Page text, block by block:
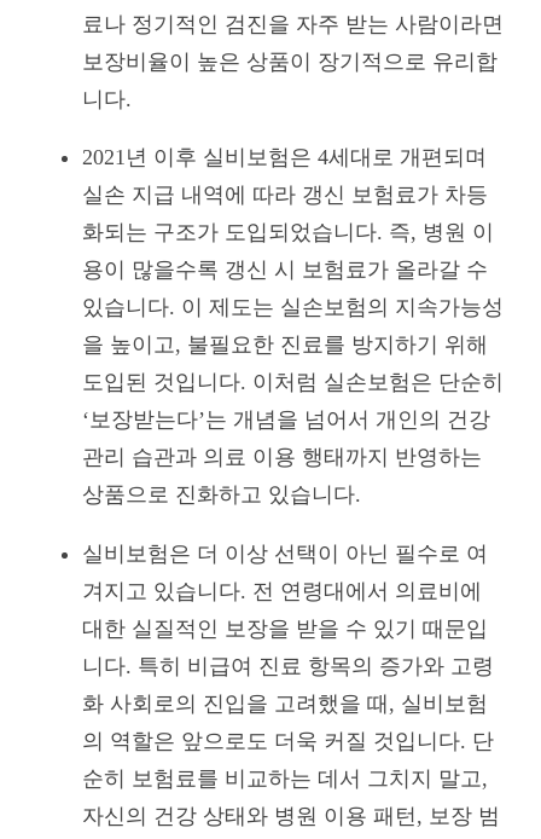
료나 정기적인 검진을 자주 받는 사람이라면
보장비율이 높은 상품이 장기적으로 유리합
니다.
2021년 이후 실비보험은 4세대로 개편되며
실손 지급 내역에 따라 갱신 보험료가 차등
화되는 구조가 도입되었습니다. 즉, 병원 이
용이 많을수록 갱신 시 보험료가 올라갈 수
있습니다. 이 제도는 실손보험의 지속가능성
을 높이고, 불필요한 진료를 방지하기 위해
도입된 것입니다. 이처럼 실손보험은 단순히
‘보장받는다’는 개념을 넘어서 개인의 건강
관리 습관과 의료 이용 행태까지 반영하는
상품으로 진화하고 있습니다.
실비보험은 더 이상 선택이 아닌 필수로 여
겨지고 있습니다. 전 연령대에서 의료비에
대한 실질적인 보장을 받을 수 있기 때문입
니다. 특히 비급여 진료 항목의 증가와 고령
화 사회로의 진입을 고려했을 때, 실비보험
의 역할은 앞으로도 더욱 커질 것입니다. 단
순히 보험료를 비교하는 데서 그치지 말고,
자신의 건강 상태와 병원 이용 패턴, 보장 범